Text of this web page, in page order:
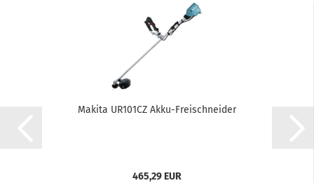
Makita UR101CZ Akku-Freischneider
465,29 EUR